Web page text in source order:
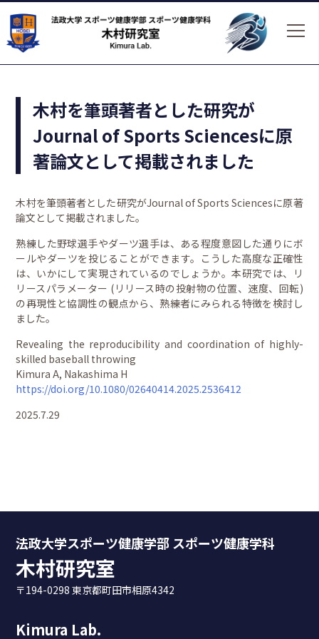
木村を筆頭著者とした研究が
Journal of Sports Sciencesに原
著論文として掲載されました
木村を筆頭著者とした研究がJournal of Sports Sciencesに原著
論文として掲載されました。
熟練した野球選手やダーツ選手は、ある程度意図した通りにボ
ールやダーツを投じることができます。こうした高度な正確性
は、いかにして実現されているのでしょうか。本研究では、リ
リースパラメーター (リリース時の投射物の位置、速度、回転)
の再現性と協調性の観点から、熟練者にみられる特徴を検討し
ました。
Revealing the reproducibility and coordination of highly-
skilled baseball throwing
Kimura A, Nakashima H
https://doi.org/10.1080/02640414.2025.2536412
2025.7.29
法政大学スポーツ健康学部 スポーツ健康学科
木村研究室
〒194-0298 東京都町田市相原4342
Kimura Lab.